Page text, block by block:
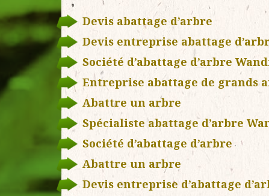
Devis abattage d’arbre
Devis entreprise abattage
Société d’abattage d’arbre
Entreprise abattage de grands
Abattre un arbre
Spécialiste abattage d’arbre
Société d’abattage d’arbre
Abattre un arbre
Devis entreprise d’abattage